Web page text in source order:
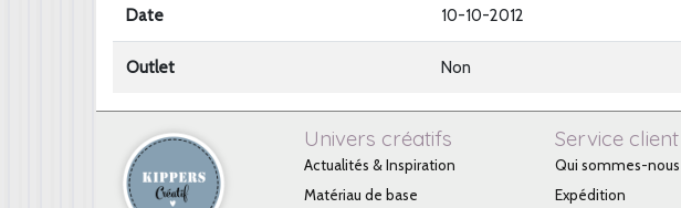
Date 10-10-2012
Outlet Non
Univers créatifs
Actualités & Inspiration
Matériau de base
Service client
Qui sommes-nous
Expédition